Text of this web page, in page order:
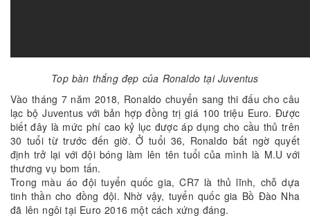
Top bàn thắng đẹp của Ronaldo tại Juventus
Vào tháng 7 năm 2018, Ronaldo chuyển sang thi đấu cho câu
lạc bộ Juventus với bản hợp đồng trị giá 100 triệu Euro. Được
biết đây là mức phí cao kỷ lục được áp dụng cho cầu thủ trên
30 tuổi từ trước đến giờ. Ở tuổi 36, Ronaldo bất ngờ quyết
định trở lại với đội bóng làm lên tên tuổi của mình là M.U với
thương vụ bom tấn.
Trong màu áo đội tuyển quốc gia, CR7 là thủ lĩnh, chỗ dựa
tinh thần cho đồng đội. Nhờ vậy, tuyển quốc gia Bồ Đào Nha
đã lên ngôi tại Euro 2016 một cách xứng đáng.